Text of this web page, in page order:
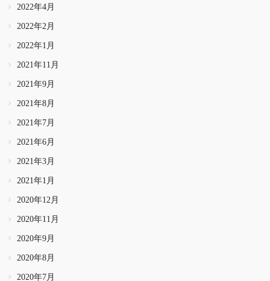
2022年4月
2022年2月
2022年1月
2021年11月
2021年9月
2021年8月
2021年7月
2021年6月
2021年3月
2021年1月
2020年12月
2020年11月
2020年9月
2020年8月
2020年7月